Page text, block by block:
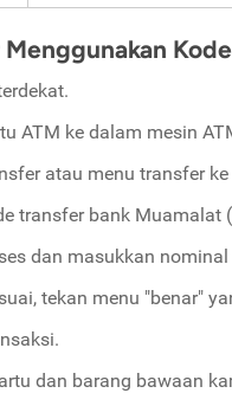
ATM ke dalam mesin
atau menu transfer
transfer bank
dan masukkan
tekan menu "benar"
dan barang bawaan